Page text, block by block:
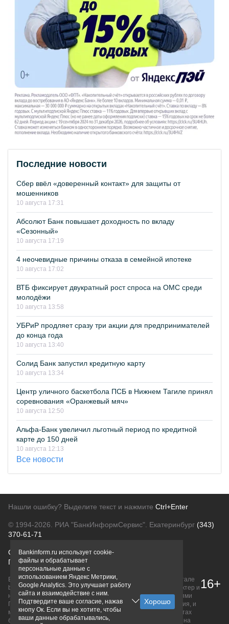
Последние новости
Сбер ввёл «доверенный контакт» для защиты от
мошенников
10 августа 17:31
Абсолют Банк повышает доходность по вкладу
«Сезонный»
10 августа 17:19
4 неочевидные причины отказа в семейной ипотеке
10 августа 17:02
ВТБ фиксирует двукратный рост спроса на ОМС среди
молодёжи
10 августа 13:58
УБРиР продляет сразу три акции для предпринимателей
до конца года
10 августа 13:40
Солид Банк запустил кредитную карту
10 августа 13:34
Центр уличного баскетбола ПСБ в Нижнем Тагиле принял
соревнования «Оранжевый мяч»
10 августа 12:50
Альфа-Банк увеличил льготный период по кредитной
карте до 150 дней
10 августа 12:13
Все новости
Нашли ошибку? Выделите текст и нажмите Ctrl+Enter
© 1994-2026. РИА "БанкИнформСервис". Екатеринбург (343)
370-61-71
О проектеПолитика конфиденциальности
Правовая информацияДля рекламодателей
Вся информация о продуктах банков, размещенная на портале
bankinform.ru, носит исключительно ознакомительный характер и
не является публичной офертой, определяемой положениями
ГК РФ. Информация не содержит точного и полного описания, и
может быть изменена. Конечные условия уточняйте на сайтах
банков или при личном обращении. Исключительное право на
16+
Bankinform.ru использует cookie-
файлы и обрабатывает
персональные данные с
использованием Яндекс Метрики,
Google Analytics. Это улучшает работу
сайта и взаимодействие с ним.
Подтвердите ваше согласие, нажав
кнопу Ок. Если вы не хотите, чтобы
ваши данные обрабатывались,